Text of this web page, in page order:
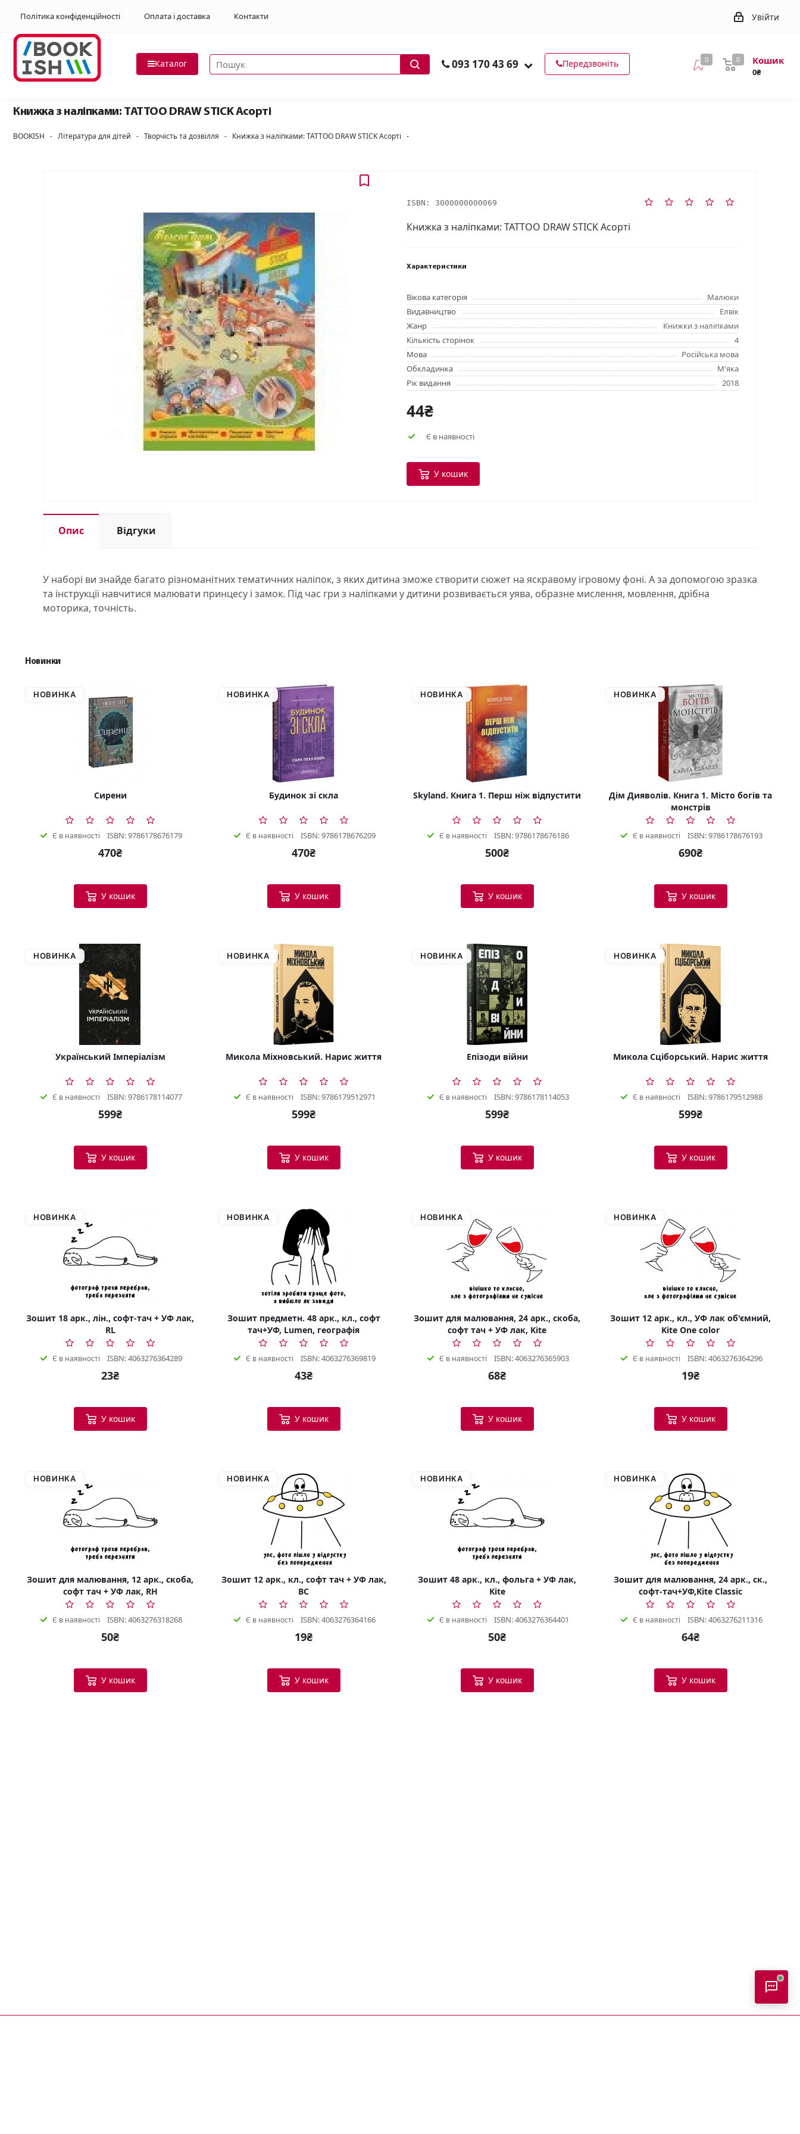
Політика конфіденційності Оплата і доставка Контакти Увійти
Каталог Пошук товарів 093 170 43 69 Передзвоніть 0 Кошик
0₴
0
Книжка з наліпками: TATTOO DRAW STICK Асорті
BOOKISH - Література для дітей - Творчість та дозвілля - Книжка з наліпками: TATTOO DRAW STICK Асорті -
ISBN: 3000000000069
Книжка з наліпками: TATTOO DRAW STICK Асорті
Характеристики
Вікова категорія
Малюки
Видавництво
Елвік
Жанр
Книжки з наліпками
Кількість сторінок
4
Мова
Російська мова
Обкладинка
М'яка
Рік видання
2018
44₴
Є в наявності
У кошик
Опис Відгуки
У наборі ви знайде багато різноманітних тематичних наліпок, з яких дитина зможе створити сюжет на яскравому ігровому фоні. А за допомогою зразка
та інструкції навчитися малювати принцесу і замок. Під час гри з наліпками у дитини розвивається уява, образне мислення, мовлення, дрібна
моторика, точність.
Новинки
НОВИНКА
Сирени
Є в наявності ISBN: 9786178676179
470₴
У кошик
НОВИНКА
Будинок зі скла
Є в наявності ISBN: 9786178676209
470₴
У кошик
НОВИНКА
Skyland. Книга 1. Перш ніж відпустити
Є в наявності ISBN: 9786178676186
500₴
У кошик
НОВИНКА
Дім Дияволів. Книга 1. Місто богів та
монстрів
Є в наявності ISBN: 9786178676193
690₴
У кошик
НОВИНКА
Український Імперіалізм
Є в наявності ISBN: 9786178114077
599₴
У кошик
НОВИНКА
Микола Міхновський. Нарис життя
Є в наявності ISBN: 9786179512971
599₴
У кошик
НОВИНКА
Епізоди війни
Є в наявності ISBN: 9786178114053
599₴
У кошик
НОВИНКА
Микола Сціборський. Нарис життя
Є в наявності ISBN: 9786179512988
599₴
У кошик
НОВИНКА
Зошит 18 арк., лін., софт-тач + УФ лак,
RL
Є в наявності ISBN: 4063276364289
23₴
У кошик
НОВИНКА
Зошит предметн. 48 арк., кл., софт
тач+УФ, Lumen, географія
Є в наявності ISBN: 4063276369819
43₴
У кошик
НОВИНКА
Зошит для малювання, 24 арк., скоба,
софт тач + УФ лак, Kite
Є в наявності ISBN: 4063276365903
68₴
У кошик
НОВИНКА
Зошит 12 арк., кл., УФ лак об'ємний,
Kite One color
Є в наявності ISBN: 4063276364296
19₴
У кошик
НОВИНКА
Зошит для малювання, 12 арк., скоба,
софт тач + УФ лак, RH
Є в наявності ISBN: 4063276318268
50₴
У кошик
НОВИНКА
Зошит 12 арк., кл., софт тач + УФ лак,
BC
Є в наявності ISBN: 4063276364166
19₴
У кошик
НОВИНКА
Зошит 48 арк., кл., фольга + УФ лак,
Kite
Є в наявності ISBN: 4063276364401
50₴
У кошик
НОВИНКА
Зошит для малювання, 24 арк., ск.,
софт-тач+УФ,Kite Classic
Є в наявності ISBN: 4063276211316
64₴
У кошик